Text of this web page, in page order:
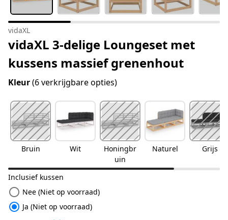
vidaXL
vidaXL 3-delige Loungeset met
kussens massief grenenhout
Kleur(6 verkrijgbare opties)
Bruin Wit
Honingbr
uin
Naturel Grijs
Inclusief kussen
radio_button_unchecked Nee (Niet op voorraad)
radio_button_checked Ja (Niet op voorraad)